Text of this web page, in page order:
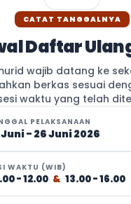
CATAT TANGGALNYA
Daftar
wajib datang ke
berkas sesuai
waktu yang telah
PELAKSANAAN
Juni - 26 Juni 2026
WAKTU (WIB)
- 12.00 & 13.00 - 16.00